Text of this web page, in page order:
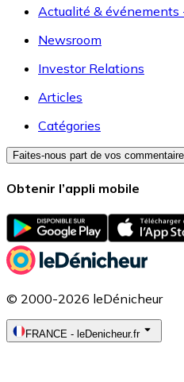
Actualité & événements
Newsroom
Investor Relations
Articles
Catégories
Faites-nous part de vos
Obtenir l’appli mobile
© 2000-2026 leDénicheur
FRANCE - leDenicheur.fr